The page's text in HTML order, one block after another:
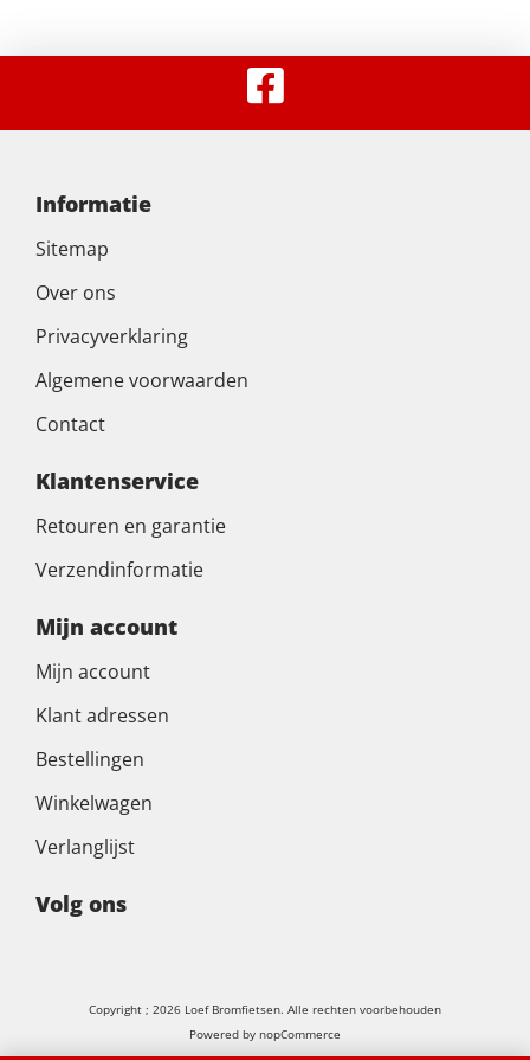
Informatie
Sitemap
Over ons
Privacyverklaring
Algemene voorwaarden
Contact
Klantenservice
Retouren en garantie
Verzendinformatie
Mijn account
Mijn account
Klant adressen
Bestellingen
Winkelwagen
Verlanglijst
Volg ons
Copyright ; 2026 Loef Bromfietsen. Alle rechten voorbehouden
Powered by nopCommerce